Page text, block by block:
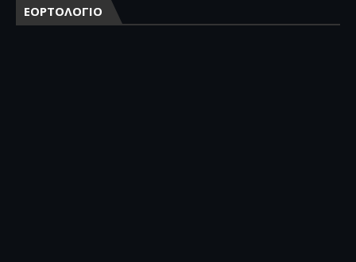
ΕΟΡΤΟΛΟΓΙΟ